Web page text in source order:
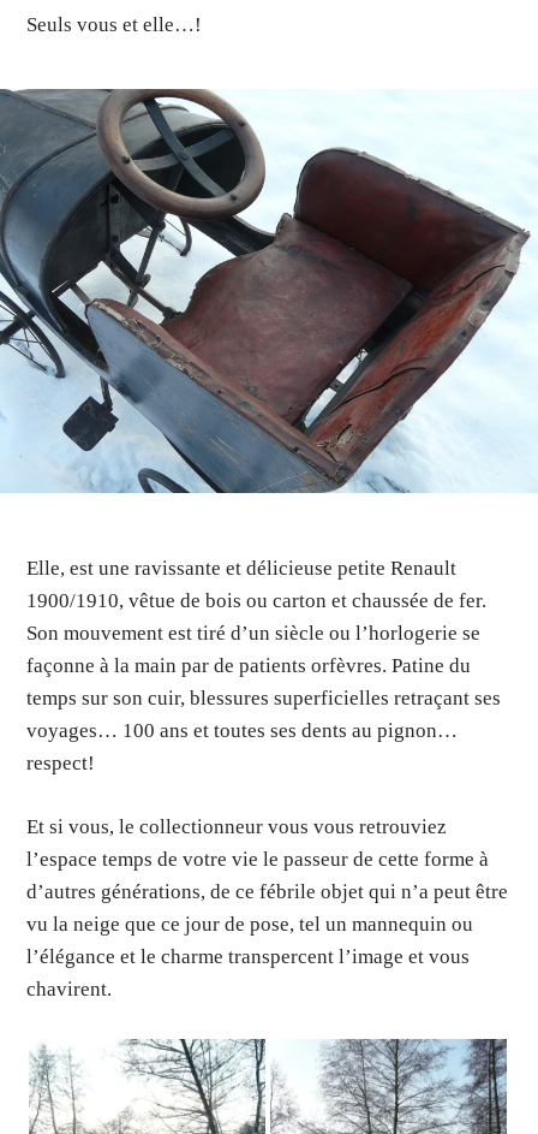
Seuls vous et elle…!
Elle, est une ravissante et délicieuse petite Renault
1900/1910, vêtue de bois ou carton et chaussée de fer.
Son mouvement est tiré d’un siècle ou l’horlogerie se
façonne à la main par de patients orfèvres. Patine du
temps sur son cuir, blessures superficielles retraçant ses
voyages… 100 ans et toutes ses dents au pignon…
respect!
Et si vous, le collectionneur vous vous retrouviez
l’espace temps de votre vie le passeur de cette forme à
d’autres générations, de ce fébrile objet qui n’a peut être
vu la neige que ce jour de pose, tel un mannequin ou
l’élégance et le charme transpercent l’image et vous
chavirent.